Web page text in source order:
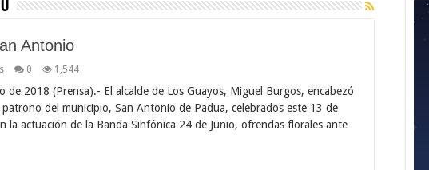
Antonio
0 1,544
de 2018 (Prensa).- El alcalde de Los Guayos, Miguel Burgos, encabezó
del municipio, San Antonio de Padua, celebrados este 13 de
la actuación de la Banda Sinfónica 24 de Junio, ofrendas florales ante